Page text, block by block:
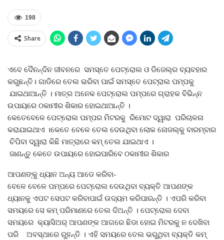
198
Share
ଏବେ ଦୈନନ୍ଦିନ ଜୀବନରେ ସମସ୍ତେ ପେଟ୍ରୋଲ ଓ ଡିଜେଲ୍‌ର ବ୍ୟବହାର
କରୁଛନ୍ତି। ଗାଡିରେ ତେଲ ଭରିବା ପାଇଁ ସମସ୍ତେ ପେଟ୍ରାଲ ପମ୍ପକୁ
ଯାଇଥାଆନ୍ତି । ମାତ୍ର ଅନେକ ପେଟ୍ରୋଲ ପମ୍ପରେ ଗ୍ରାହକ ବିଭିନ୍ନ
ଉପାୟରେ ଠକାମୀର ଶିକାର ହୋଇଥାଆନ୍ତି ।
କେତେବେଳେ ପେଟ୍ରୋଲ ପମ୍ପର ମିଟରକୁ ରିମୋଟ ଦ୍ୱାରା ପରିଚାଳନା
କରାଯାଇଥାଏ ।କେତେ ବେଳେ ତେଲ ଦେଉଥିବା ଲୋକ ନୋଜଲ୍‌କୁ ବାରମ୍ବାର
ଚିପିବା ଦ୍ୱାରା କିଛି ମାତ୍ରାରେ କମ୍ ତେଲ ଯାଇଥାଏ ।
ଜାଣନ୍ତୁ କେତେ ଉପାୟରେ ହୋଇପାରିବେ ଠକାମୀର ଶିକାର
ଆପଣଙ୍କୁ ଧ୍ୟାନ ଅନ୍ୟ ଆଡେ କରିବା-
ବେଳେ ବେଳେ ପମ୍ପରେ ପେଟ୍ରୋଲ ଦେଉଥିବା ବ୍ୟକ୍ତି ଆପଣଙ୍କ
ଧ୍ୟାନକୁ ଏପଟ ସେପଟ କରିବାପାଇଁ ଉଦ୍ୟମ କରିପାରନ୍ତି । ଏପରି କରିବା
ସମୟରେ ସେ କମ୍‌ ପରିମାଣରେ ତେଲ ଦିଅନ୍ତି । ପେଟ୍ରୋଲ ଦେବା
ସମୟରେ କ୍ୟାସିଅର୍‌ ଆପଣଙ୍କ ଆଗରେ ଛିଡା ହୋଇ ମିଟରକୁ ନ ଦେଖିବା
ପରି ଅବସ୍ଥାରେ ରୁହନ୍ତି । ଏହି ସମୟରେ ତେଲ ଭରୁଥିବା ବ୍ୟକ୍ତି କମ୍‌